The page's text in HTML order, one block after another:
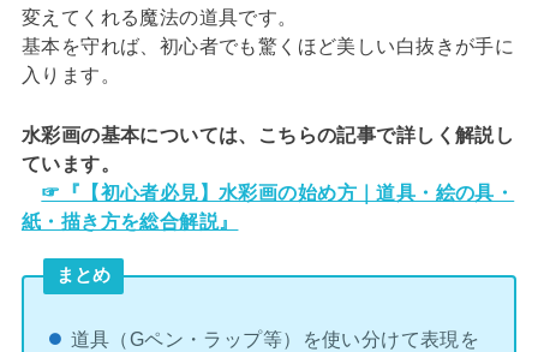
変えてくれる魔法の道具です。
基本を守れば、初心者でも驚くほど美しい白抜きが手に
入ります。
水彩画の基本については、こちらの記事で詳しく解説し
ています。
☞『【初心者必見】水彩画の始め方｜道具・絵の具・
紙・描き方を総合解説』
まとめ
道具（Gペン・ラップ等）を使い分けて表現を